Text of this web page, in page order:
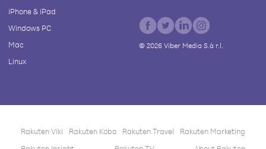
iPhone & iPad
Windows PC
Mac
Linux
© 2026Viber Media S.à r.l.
Rakuten Viki Rakuten Kobo Rakuten Travel
Rakuten Marketing